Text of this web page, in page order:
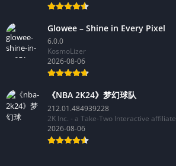
Glowee – Shine in Every Pixel
6.0.0
KosmoLizer
2026-08-06
《NBA 2K24》梦幻球队
212.01.484939228
2K Inc. - a Take-Two Interactive affiliate
2026-08-06